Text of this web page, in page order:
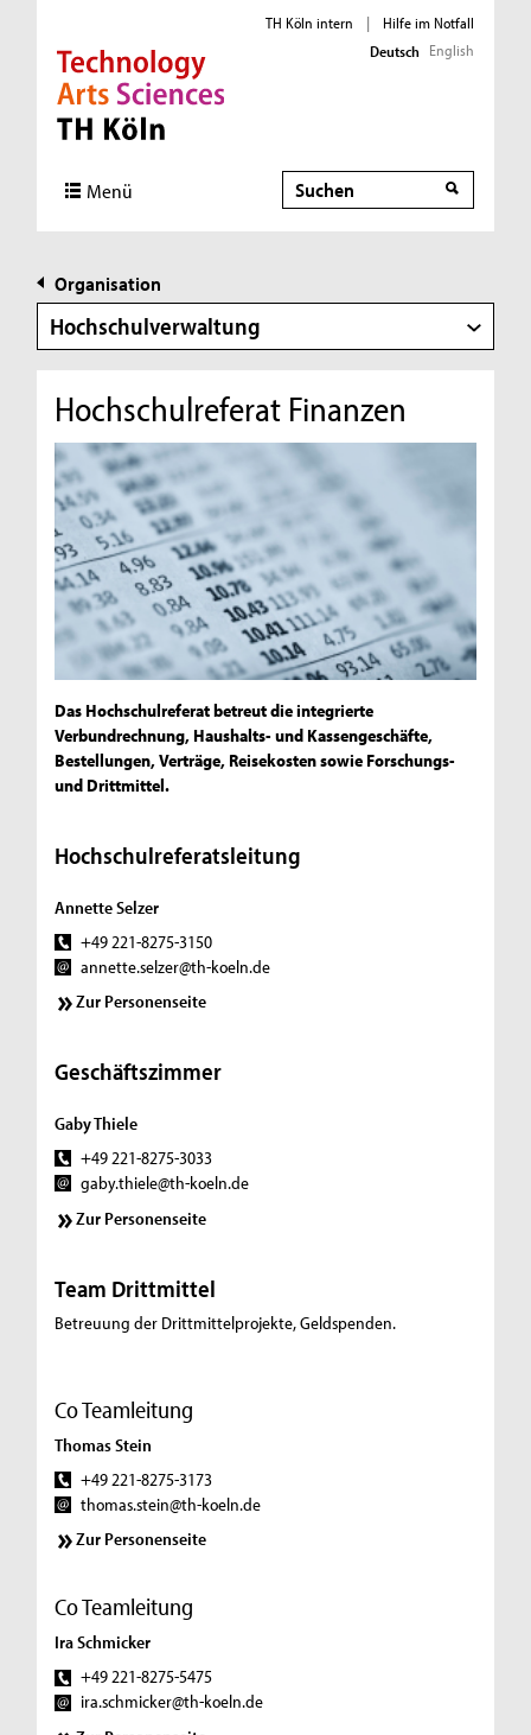
Direkt zur Hauptnavigation
Direkt zur Subnavigation
Direkt zum Inhalt
Direkt zum Fußbereich
TH Köln intern |
Hilfe im Notfall
Deutsch English
Menü Suche
Organisation
Hochschulverwaltung
Hochschulreferat Finanzen
Das Hochschulreferat betreut die integrierte
Verbundrechnung, Haushalts- und Kassengeschäfte,
Bestellungen, Verträge, Reisekosten sowie Forschungs-
und Drittmittel.
Hochschulreferatsleitung
Annette Selzer
+49 221-8275-3150
annette.selzer@th-koeln.de
Zur Personenseite
Geschäftszimmer
Gaby Thiele
+49 221-8275-3033
gaby.thiele@th-koeln.de
Zur Personenseite
Team Drittmittel
Betreuung der Drittmittelprojekte, Geldspenden.
Co Teamleitung
Thomas Stein
+49 221-8275-3173
thomas.stein@th-koeln.de
Zur Personenseite
Co Teamleitung
Ira Schmicker
+49 221-8275-5475
ira.schmicker@th-koeln.de